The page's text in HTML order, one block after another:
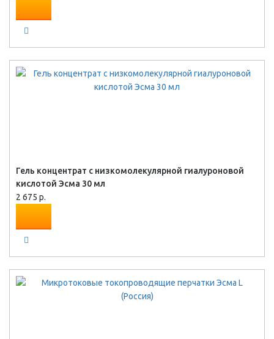
Гель концентрат с низкомолекулярной гиалуроновой
кислотой Эсма 30 мл
2 675 р.